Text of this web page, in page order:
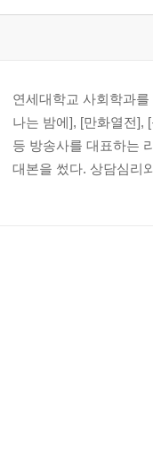
수 있을까
2초 / 그녀의 햄버거
을까요? / Famous
연세대학교 사회학과
나는 밤에], [만화열전],
등 방송사를 대표하는
대본을 썼다. 상담심리